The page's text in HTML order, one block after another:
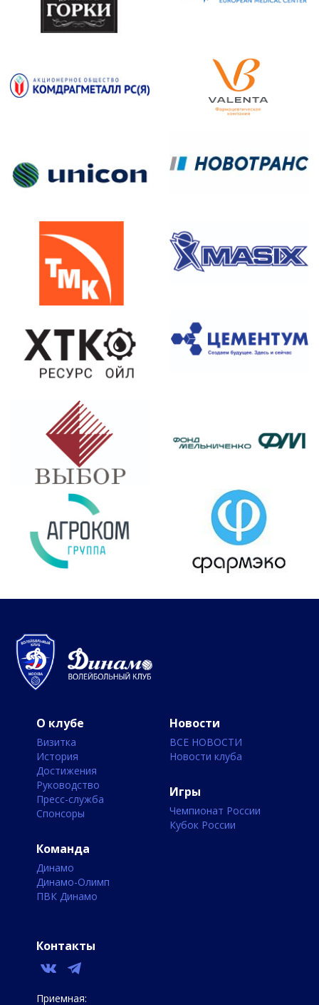
О клубе
Визитка
История
Достижения
Руководство
Пресс-служба
Спонсоры
Команда
Динамо
Динамо-Олимп
ПВК Динамо
Новости
ВСЕ НОВОСТИ
Новости клуба
Игры
Чемпионат России
Кубок России
Контакты
Приемная: